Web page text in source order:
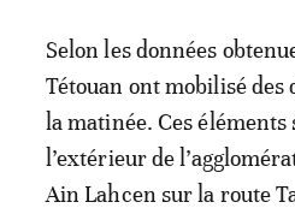
Selon les données
Tétouan ont mobilisé
la matinée. Ces éléments
l’extérieur de
Ain Lahcen sur la route